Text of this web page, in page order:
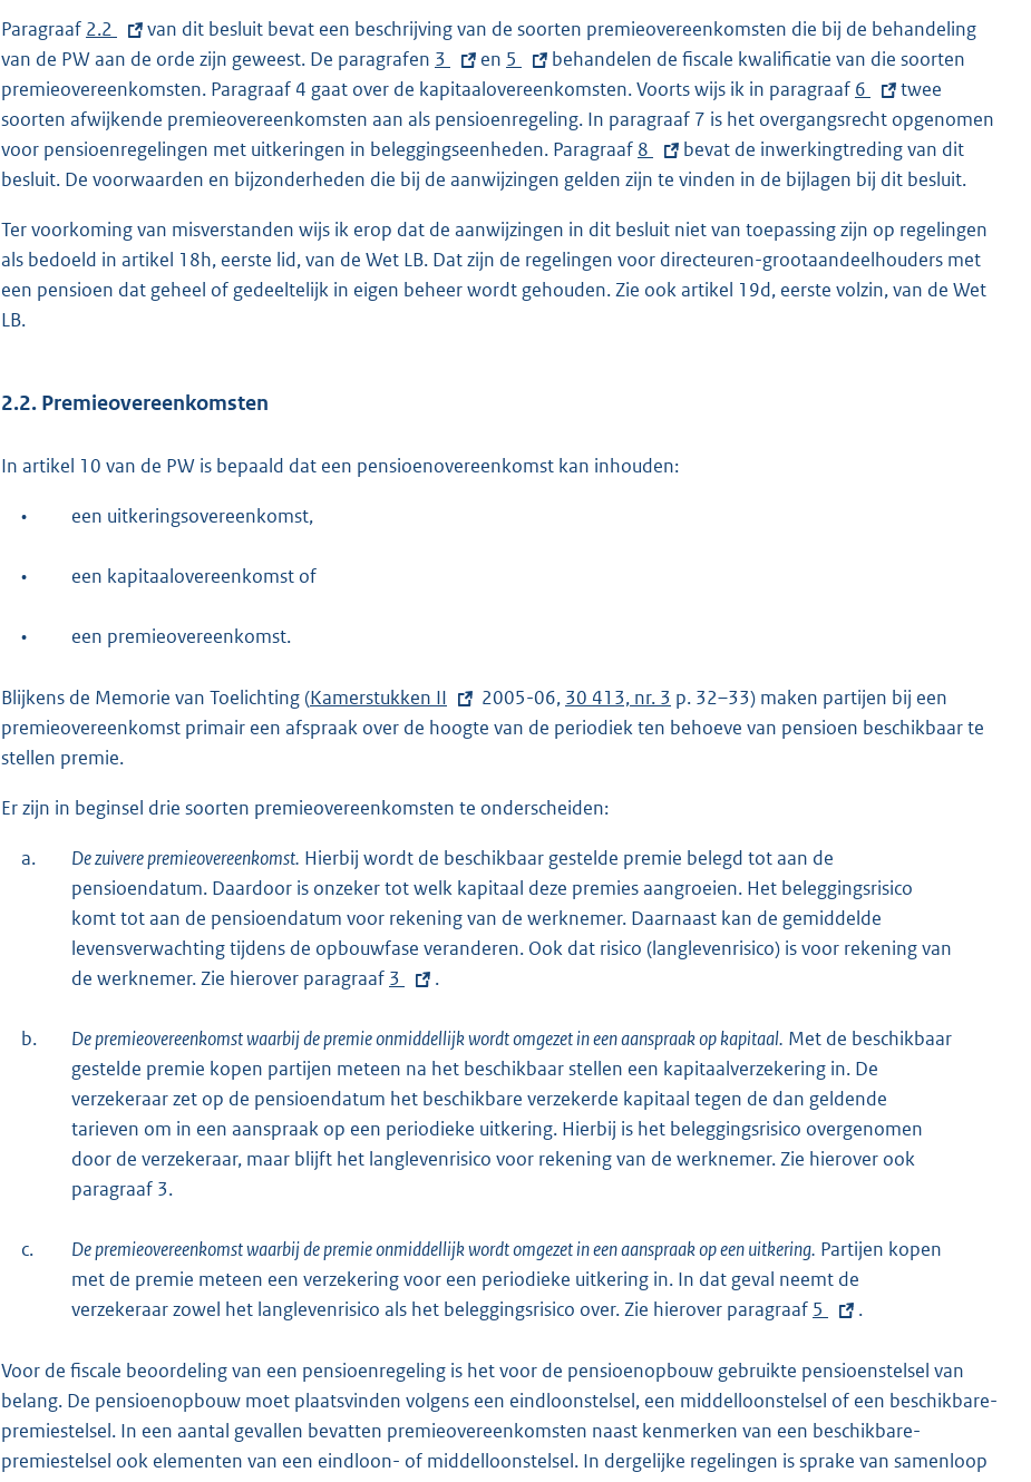
Paragraaf E
x
t
e
r
n
l
i
n
2.2
van dit besluit bevat een beschrijving van de soorten premieovereenkomsten die bij de behandeling
van de PW aan de orde zijn geweest. De paragrafen E
x
t
e
r
e
l
i
3 en E
x
t
e
r
e
l
i
5
behandelen de fiscale kwalificatie van die soorten
premieovereenkomsten. Paragraaf 4 gaat over de kapitaalovereenkomsten. Voorts wijs ik in paragraaf E
x
t
e
n
e
l
6
twee
soorten afwijkende premieovereenkomsten aan als pensioenregeling. In paragraaf 7 is het overgangsrecht opgenomen
voor pensioenregelingen met uitkeringen in beleggingseenheden. Paragraaf E
x
e
r
n
:
8
bevat de inwerkingtreding van dit
besluit. De voorwaarden en bijzonderheden die bij de aanwijzingen gelden zijn te vinden in de bijlagen bij dit besluit.
Ter voorkoming van misverstanden wijs ik erop dat de aanwijzingen in dit besluit niet van toepassing zijn op regelingen
als bedoeld in artikel 18h, eerste lid, van de Wet LB. Dat zijn de regelingen voor directeuren-grootaandeelhouders met
een pensioen dat geheel of gedeeltelijk in eigen beheer wordt gehouden. Zie ook artikel 19d, eerste volzin, van de Wet
LB.
2.2. Premieovereenkomsten
In artikel 10 van de PW is bepaald dat een pensioenovereenkomst kan inhouden:
• een uitkeringsovereenkomst,
• een kapitaalovereenkomst of
• een premieovereenkomst.
Blijkens de Memorie van Toelichting (E
x
r
n
l
:
Kamerstukken II 2005-06, 30 413, nr. 3 p. 32–33) maken partijen bij een
premieovereenkomst primair een afspraak over de hoogte van de periodiek ten behoeve van pensioen beschikbaar te
stellen premie.
Er zijn in beginsel drie soorten premieovereenkomsten te onderscheiden:
a. De zuivere premieovereenkomst. Hierbij wordt de beschikbaar gestelde premie belegd tot aan de
pensioendatum. Daardoor is onzeker tot welk kapitaal deze premies aangroeien. Het beleggingsrisico
komt tot aan de pensioendatum voor rekening van de werknemer. Daarnaast kan de gemiddelde
levensverwachting tijdens de opbouwfase veranderen. Ook dat risico (langlevenrisico) is voor rekening van
de werknemer. Zie hierover paragraaf E
t
e
r
n
e
n
k
:
3 .
b. De premieovereenkomst waarbij de premie onmiddellijk wordt omgezet in een aanspraak op kapitaal. Met de beschikbaar
gestelde premie kopen partijen meteen na het beschikbaar stellen een kapitaalverzekering in. De
verzekeraar zet op de pensioendatum het beschikbare verzekerde kapitaal tegen de dan geldende
tarieven om in een aanspraak op een periodieke uitkering. Hierbij is het beleggingsrisico overgenomen
door de verzekeraar, maar blijft het langlevenrisico voor rekening van de werknemer. Zie hierover ook
paragraaf 3.
c. De premieovereenkomst waarbij de premie onmiddellijk wordt omgezet in een aanspraak op een uitkering. Partijen kopen
met de premie meteen een verzekering voor een periodieke uitkering in. In dat geval neemt de
verzekeraar zowel het langlevenrisico als het beleggingsrisico over. Zie hierover paragraaf E
t
e
r
n
5 .
Voor de fiscale beoordeling van een pensioenregeling is het voor de pensioenopbouw gebruikte pensioenstelsel van
belang. De pensioenopbouw moet plaatsvinden volgens een eindloonstelsel, een middelloonstelsel of een beschikbare-
premiestelsel. In een aantal gevallen bevatten premieovereenkomsten naast kenmerken van een beschikbare-
premiestelsel ook elementen van een eindloon- of middelloonstelsel. In dergelijke regelingen is sprake van samenloop